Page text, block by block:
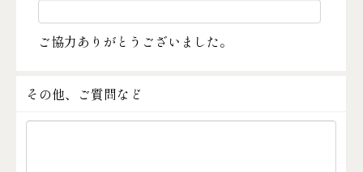
ご協力ありがとうございました。
その他、ご質問など